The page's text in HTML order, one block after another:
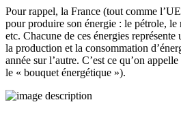
Pour rappel, la France (tout comme
pour produire son énergie : le pétrole, le
etc. Chacune de ces énergies
la production et la consommation
année sur l’autre. C’est ce qu’on
le « bouquet énergétique »).